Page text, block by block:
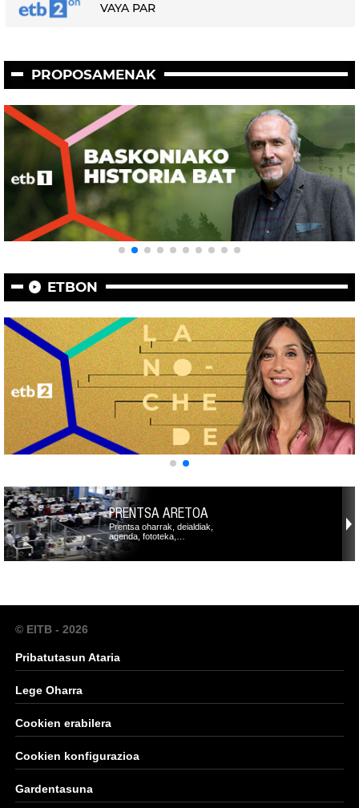
VAYA PAR
PROPOSAMENAK
ETBON
PRENTSA ARETOA
Prentsa oharrak, deialdiak,
agenda, fototeka,…
© EITB - 2026
Pribatutasun Ataria
Lege Oharra
Cookien erabilera
Cookien konfigurazioa
Gardentasuna